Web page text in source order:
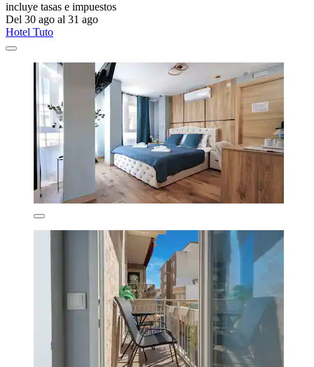
incluye tasas e impuestos
Del 30 ago al 31 ago
Hotel Tuto